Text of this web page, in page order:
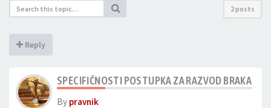
2 posts
Reply
SPECIFIČNOSTI POSTUPKA ZA RAZVOD BRAKA U
By pravnik